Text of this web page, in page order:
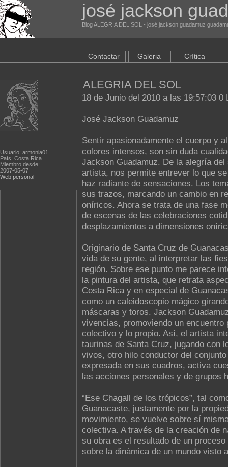
josé jackson
Blog ALEGRIA DEL SOL - josé jackson guadamuz
Usuario: armonia01
País: Costa Rica
Miembro desde:
2007-05-07
Web personal
Contactar Galeria Crítica
ALEGRIA DEL SOL
18 de Junio del 2010 a las 19:57:03 0
José Jackson Guadamuz
Sentir apasionadamente el cuerpo y
colores intensos, son sin duda
Jackson Guadamuz. De la alegría
artista, nos permite entrever lo que
haz radiante de sensaciones. Los
sus trazos, marcando un cambio en
oníricos. Ahora se trata de una fase
de escenas de las celebraciones
desplazamientos a dimensiones
Originario de Santa Cruz de
vida de su gente, al interpretar las
región. Sobre ese punto me parece
la pintura del artista, que retrata
Costa Rica y en especial de
como un caleidoscopio mágico
máscaras y toros. Jackson
vivencias, promoviendo un
colectivo y lo propio. Así, el artista
taurinas de Santa Cruz, jugando con
vivos, otro hilo conductor del
expresada en sus cuadros, activa
las acciones personales y de grupos
“Ese Chagall de los trópicos”, tal
Guanacaste, justamente por la
movimiento, se vuelve sobre sí
colectiva. A través de la creación de
su obra es el resultado de un
sobre la dinámica de un mundo visto